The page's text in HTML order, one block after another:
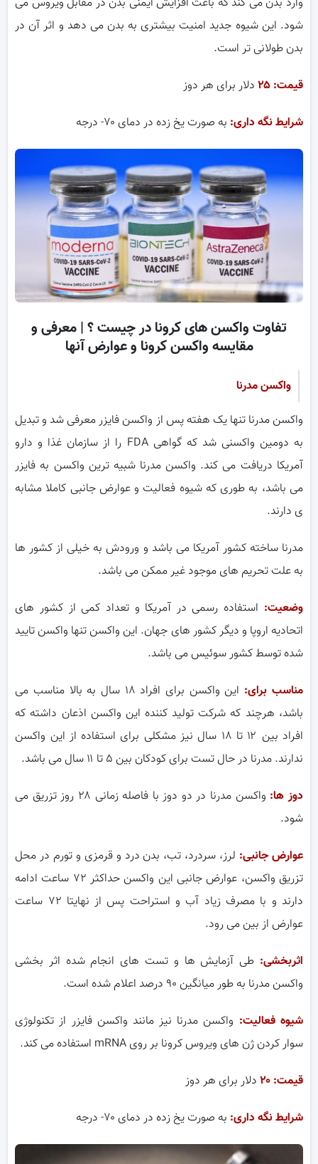
شود. این شیوه جدید امنیت بیشتری به بدن می دهد و اثر آن در
بدن طولانی تر است.
قیمت: ۲۵ دلار برای هر دوز
شرایط نگه داری: به صورت یخ زده در دمای ۷۰- درجه
تفاوت واکسن های کرونا در چیست ؟ | معرفی و
مقایسه واکسن کرونا و عوارض آنها
واکسن مدرنا
واکسن مدرنا تنها یک هفته پس از واکسن فایزر معرفی شد و تبدیل
به دومین واکسنی شد که گواهی FDA را از سازمان غذا و دارو
آمریکا دریافت می کند. واکسن مدرنا شبیه ترین واکسن به فایزر
می باشد، به طوری که شیوه فعالیت و عوارض جانبی کاملا مشابه
ی دارند.
مدرنا ساخته کشور آمریکا می باشد و ورودش به خیلی از کشور ها
به علت تحریم های موجود غیر ممکن می باشد.
وضعیت: استفاده رسمی در آمریکا و تعداد کمی از کشور های
اتحادیه اروپا و دیگر کشور های جهان. این واکسن تنها واکسن تایید
شده توسط کشور سوئیس می باشد.
مناسب برای:
این واکسن برای افراد ۱۸ سال به بالا مناسب می
باشد، هرچند که شرکت تولید کننده این واکسن اذعان داشته که
افراد بین ۱۲ تا ۱۸ سال نیز مشکلی برای استفاده از این واکسن
ندارند. مدرنا در حال تست برای کودکان بین ۵ تا ۱۱ سال می باشد.
دوز ها:
واکسن مدرنا در دو دوز با فاصله زمانی ۲۸ روز تزریق می
شود.
عوارض جانبی: لرز، سردرد، تب، بدن درد و قرمزی و تورم در محل
تزریق واکسن، عوارض جانبی این واکسن حداکثر ۷۲ ساعت ادامه
دارند و با مصرف زیاد آب و استراحت پس از نهایتا ۷۲ ساعت
عوارض از بین می رود.
اثربخشی: طی آزمایش ها و تست های انجام شده اثر بخشی
واکسن مدرنا به طور میانگین ۹۰ درصد اعلام شده است.
شیوه فعالیت: واکسن مدرنا نیز مانند واکسن فایزر از تکنولوژی
سوار کردن ژن های ویروس کرونا بر روی mRNA استفاده می کند.
قیمت: ۲۰ دلار برای هر دوز
شرایط نگه داری: به صورت یخ زده در دمای ۷۰- درجه